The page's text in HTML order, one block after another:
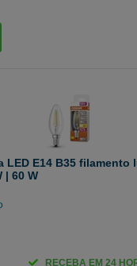
LED E14 B35 filamento
| 60 W
RECEBA EM 24